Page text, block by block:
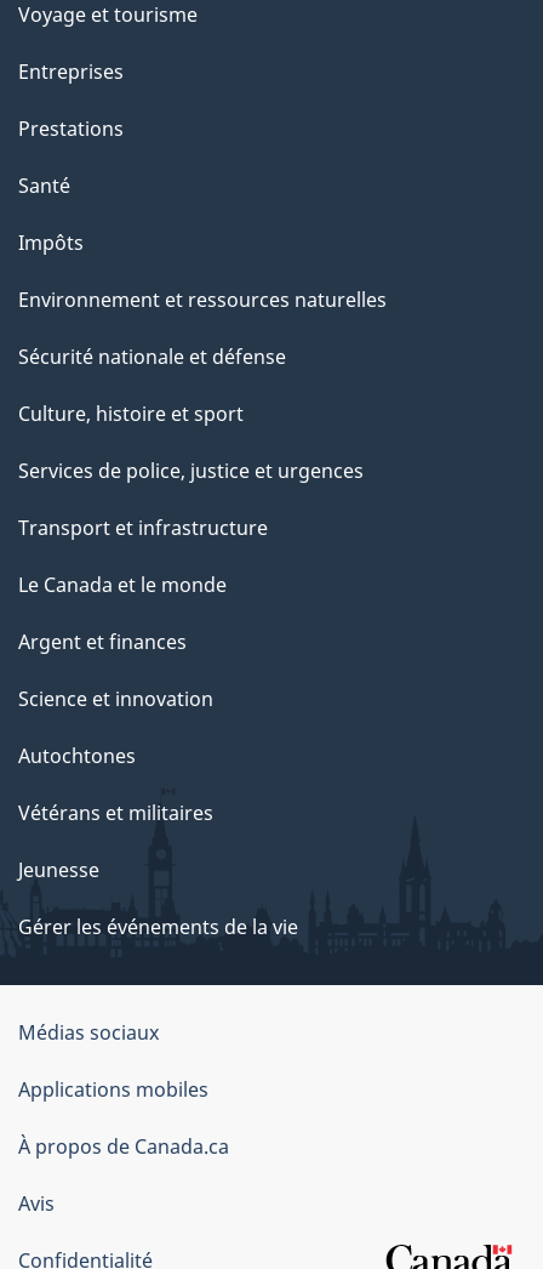
a
g
"
Voyage et tourisme
Entreprises
Prestations
Santé
Impôts
Environnement et ressources naturelles
Sécurité nationale et défense
Culture, histoire et sport
Services de police, justice et urgences
Transport et infrastructure
Le Canada et le monde
Argent et finances
Science et innovation
Autochtones
Vétérans et militaires
Jeunesse
Gérer les événements de la vie
Organisation
du
gouvernement
du
Canada
Médias sociaux
Applications mobiles
À propos de Canada.ca
Avis
Confidentialité